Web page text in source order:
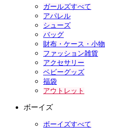
ガールズすべて
アパレル
シューズ
バッグ
財布・ケース・小物
ファッション雑貨
アクセサリー
ベビーグッズ
福袋
アウトレット
ボーイズ
ボーイズすべて